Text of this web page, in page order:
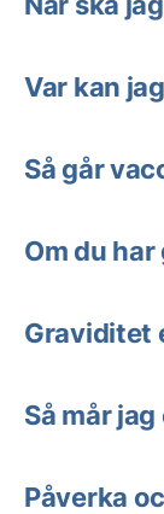
Var kan
Så går
Om du
Graviditet
Så mår
Påverka